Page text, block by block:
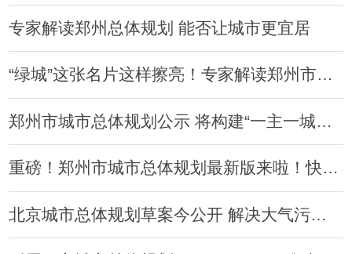
专家解读郑州总体规划 能否让城市更宜居
“绿城”这张名片这样擦亮！专家解读郑州市城市总体规划
郑州市城市总体规划公示 将构建“一主一城三区四组团”
重磅！郑州市城市总体规划最新版来啦！快来看
北京城市总体规划草案今公开 解决大气污染等问题